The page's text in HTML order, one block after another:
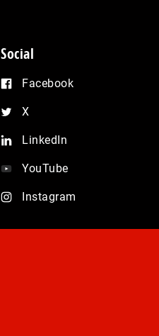
Social
Facebook
X
LinkedIn
YouTube
Instagram